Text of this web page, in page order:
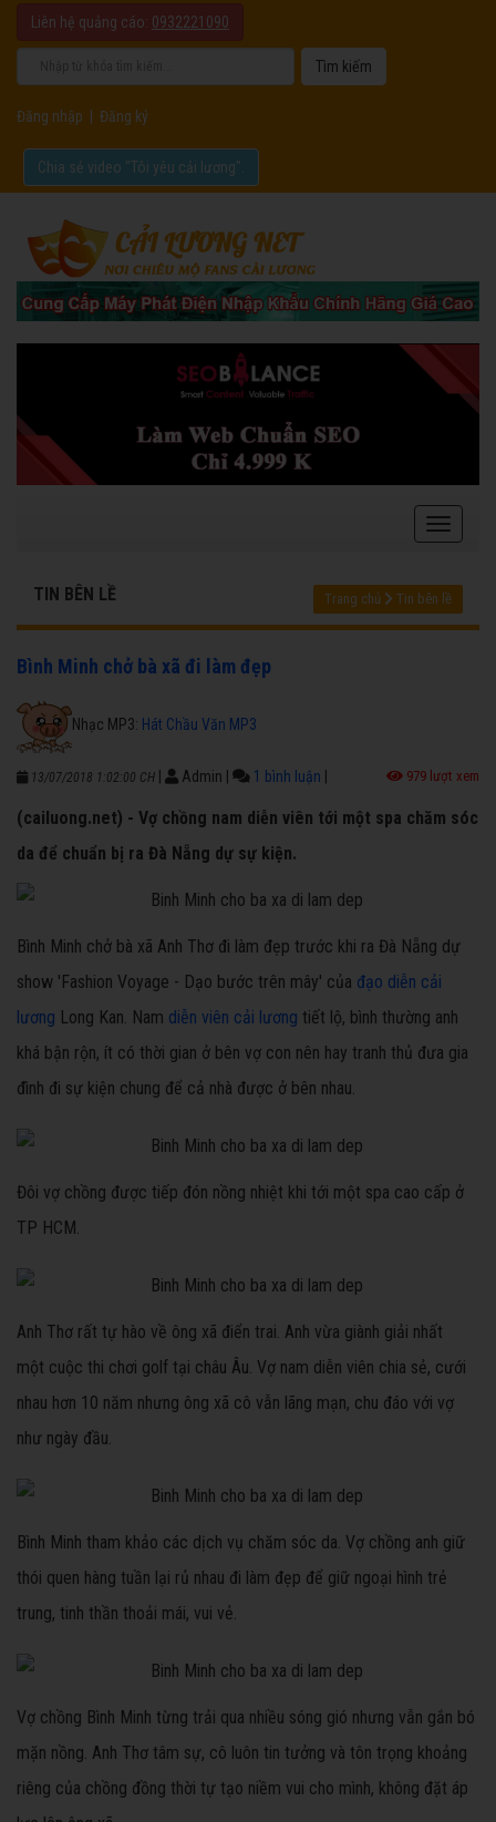
Liên hệ quảng cáo: 0932221090
Đăng nhập Đăng ký
Chia sẻ video "Tôi yêu cải lương".
TIN BÊN LỀ Trang chủ Tin bên lề
Bình Minh chở bà xã đi làm đẹp
Nhạc MP3: Hát Chầu Văn MP3
13/07/2018 1:02:00 CH Admin 1 bình luận 979 lượt xem
(cailuong.net) - Vợ chồng nam diễn viên tới một spa chăm sóc
da để chuẩn bị ra Đà Nẵng dự sự kiện.
Bình Minh chở bà xã Anh Thơ đi làm đẹp trước khi ra Đà Nẵng dự
show 'Fashion Voyage - Dạo bước trên mây' của đạo diễn cải
lương Long Kan. Nam diễn viên cải lương tiết lộ, bình thường anh
khá bận rộn, ít có thời gian ở bên vợ con nên hay tranh thủ đưa gia
đình đi sự kiện chung để cả nhà được ở bên nhau.
Đôi vợ chồng được tiếp đón nồng nhiệt khi tới một spa cao cấp ở
TP HCM.
Anh Thơ rất tự hào về ông xã điển trai. Anh vừa giành giải nhất
một cuộc thi chơi golf tại châu Âu. Vợ nam diễn viên chia sẻ, cưới
nhau hơn 10 năm nhưng ông xã cô vẫn lãng mạn, chu đáo với vợ
như ngày đầu.
Bình Minh tham khảo các dịch vụ chăm sóc da. Vợ chồng anh giữ
thói quen hàng tuần lại rủ nhau đi làm đẹp để giữ ngoại hình trẻ
trung, tinh thần thoải mái, vui vẻ.
Vợ chồng Bình Minh từng trải qua nhiều sóng gió nhưng vẫn gắn bó
mặn nồng. Anh Thơ tâm sự, cô luôn tin tưởng và tôn trọng khoảng
riêng của chồng đồng thời tự tạo niềm vui cho mình, không đặt áp